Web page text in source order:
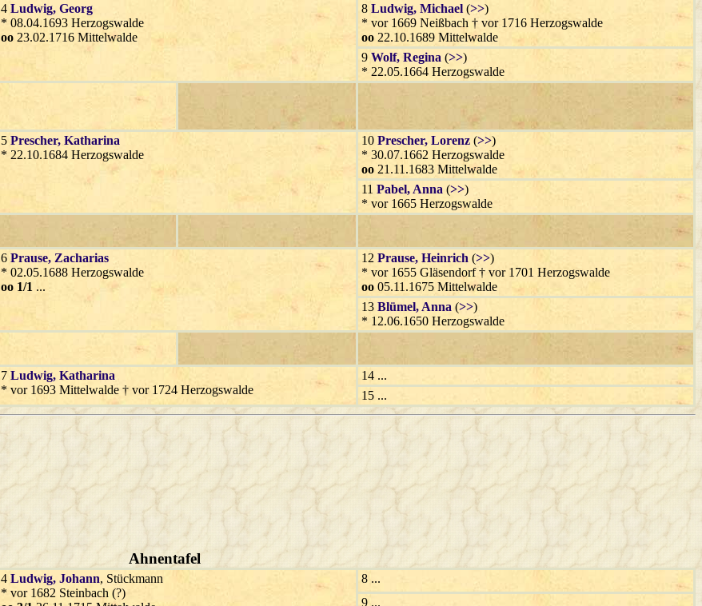
4 Ludwig, Georg
* 08.04.1693 Herzogswalde
oo 23.02.1716 Mittelwalde
8 Ludwig, Michael (>>)
* vor 1669 Neißbach † vor 1716 Herzogswalde
oo 22.10.1689 Mittelwalde
9 Wolf, Regina (>>)
* 22.05.1664 Herzogswalde
5 Prescher, Katharina
* 22.10.1684 Herzogswalde
10 Prescher, Lorenz (>>)
* 30.07.1662 Herzogswalde
oo 21.11.1683 Mittelwalde
11 Pabel, Anna (>>)
* vor 1665 Herzogswalde
6 Prause, Zacharias
* 02.05.1688 Herzogswalde
oo 1/1 ...
12 Prause, Heinrich (>>)
* vor 1655 Gläsendorf † vor 1701 Herzogswalde
oo 05.11.1675 Mittelwalde
13 Blümel, Anna (>>)
* 12.06.1650 Herzogswalde
7 Ludwig, Katharina
* vor 1693 Mittelwalde † vor 1724 Herzogswalde
14 ...
15 ...
Ahnentafel
4 Ludwig, Johann, Stückmann
* vor 1682 Steinbach (?)
8 ...
9 ...